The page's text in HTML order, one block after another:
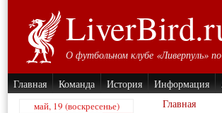
О футбольном клубе «Ливерпуль»
Главная Команда История Информация
май, 19 (воскресенье) Главная